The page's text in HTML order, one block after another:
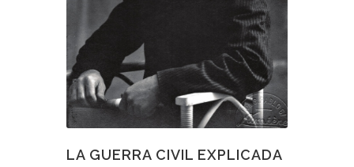
LA GUERRA CIVIL EXPLICADA